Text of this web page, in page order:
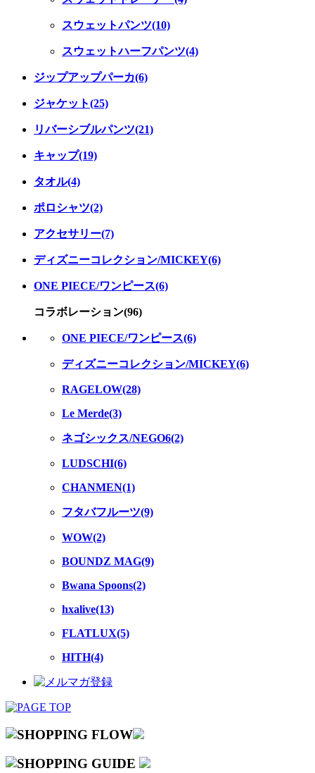
スウェットパンツ(10)
スウェットハーフパンツ(4)
ジップアップパーカ(6)
ジャケット(25)
リバーシブルパンツ(21)
キャップ(19)
タオル(4)
ポロシャツ(2)
アクセサリー(7)
ディズニーコレクション/MICKEY(6)
ONE PIECE/ワンピース(6)
コラボレーション(96)
ONE PIECE/ワンピース(6)
ディズニーコレクション/MICKEY(6)
RAGELOW(28)
Le Merde(3)
ネゴシックス/NEGO6(2)
LUDSCHI(6)
CHANMEN(1)
フタバフルーツ(9)
WOW(2)
BOUNDZ MAG(9)
Bwana Spoons(2)
hxalive(13)
FLATLUX(5)
HITH(4)